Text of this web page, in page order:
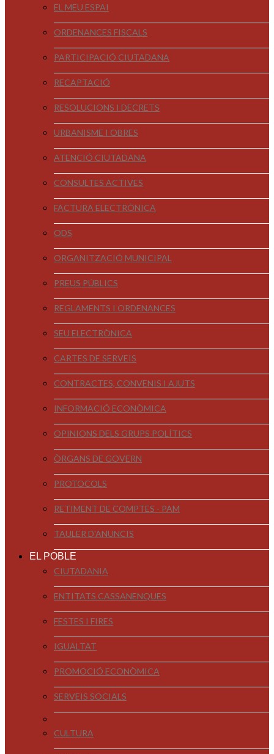
EL MEU ESPAI
ORDENANCES FISCALS
PARTICIPACIÓ CIUTADANA
RECAPTACIÓ
RESOLUCIONS I DECRETS
URBANISME I OBRES
ATENCIÓ CIUTADANA
CONSULTES ACTIVES
FACTURA ELECTRÒNICA
ODS
ORGANITZACIÓ MUNICIPAL
PREUS PÚBLICS
REGLAMENTS I ORDENANCES
SEU ELECTRÒNICA
CARTES DE SERVEIS
CONTRACTES, CONVENIS I AJUTS
INFORMACIÓ ECONÒMICA
OPINIONS DELS GRUPS POLÍTICS
ÒRGANS DE GOVERN
PROTOCOLS
RETIMENT DE COMPTES - PAM
TAULER D'ANUNCIS
EL POBLE
CIUTADANIA
ENTITATS CASSANENQUES
FESTES I FIRES
IGUALTAT
PROMOCIÓ ECONÒMICA
SERVEIS SOCIALS
CULTURA